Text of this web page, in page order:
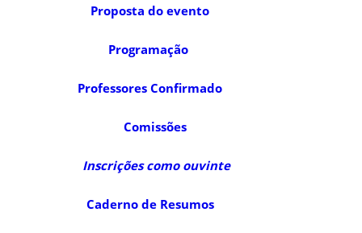
Proposta do evento
Programação
Professores Confirmado
Comissões
Inscrições como ouvinte
Caderno de Resumos